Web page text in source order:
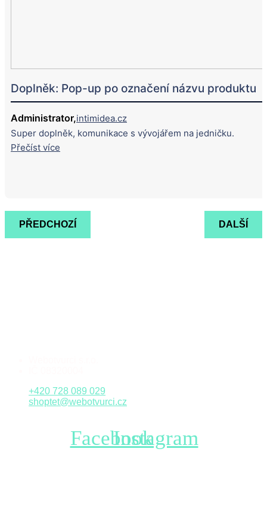
Doplněk: Pop-up po označení názvu produktu
Administrator,intimidea.cz
Super doplněk, komunikace s vývojářem na jedničku.
Přečíst více
PŘEDCHOZÍ DALŠÍ
+420 728 089 029
shoptet@webotvurci.cz
FacebookInstagram